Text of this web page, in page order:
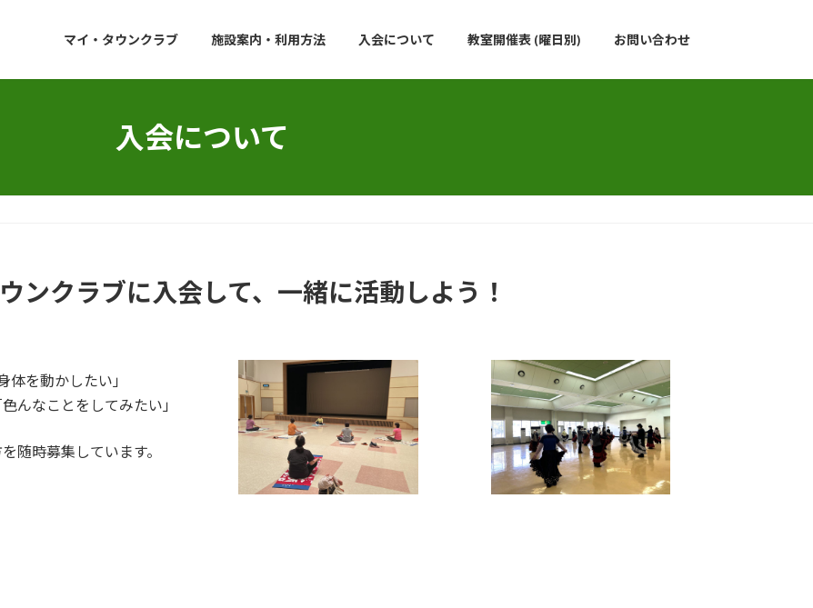
マイ・タウンクラブ 施設案内・利用方法 入会について 教室開催表 (曜日別) お問い合わせ
入会について
ンクラブに入会して、一緒に活動しよう！
体を動かしたい」
んなことをしてみたい」
随時募集しています。